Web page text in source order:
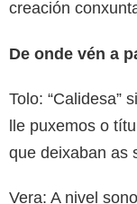
creación
De onde vén a
Tolo: “Calidesa”
lle puxemos o
que deixaban as
Vera: A nivel